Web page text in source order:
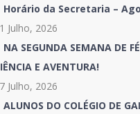
Horário da Secretaria –
Julho, 2026
NA SEGUNDA SEMANA DE
E AVENTURA!
Julho, 2026
ALUNOS DO COLÉGIO DE